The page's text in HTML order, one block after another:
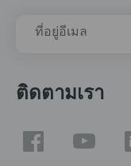
ที่อยู่อีเมล
ติดตามเรา